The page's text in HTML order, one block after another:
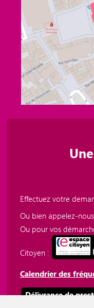
Effectuez votre
Ou bien appelez-
Ou pour vos
Citoyen :
Calendrier des
Délivrance de